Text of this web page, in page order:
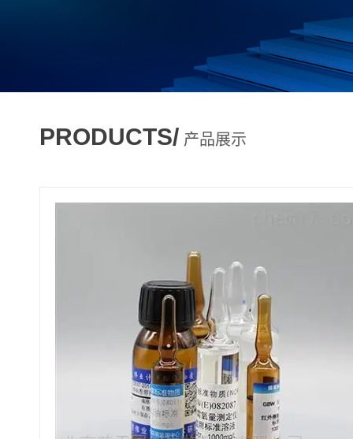
PRODUCTS/ 产品展示